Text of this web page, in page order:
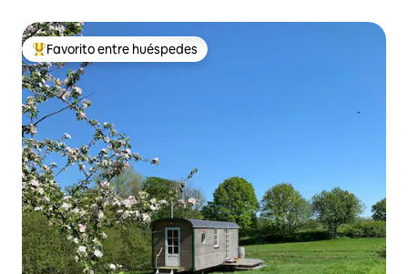
Favorito entre huéspedes preferido
Favorito entre huéspedes